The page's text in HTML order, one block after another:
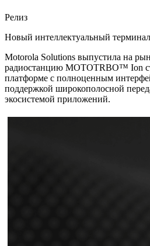
Релиз
Новый интеллектуальный
Motorola Solutions выпустила на
радиостанцию MOTOTRBO™ Ion
платформе с полноценным
поддержкой широкополосной
экосистемой приложений.